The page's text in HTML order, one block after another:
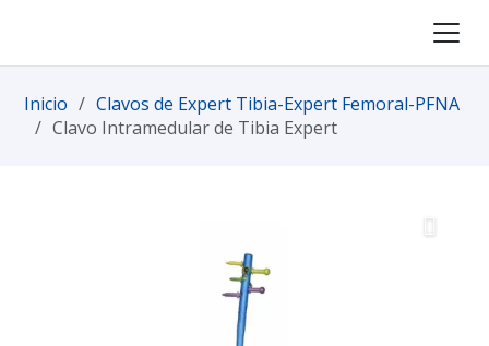
Inicio / Clavos de Expert Tibia-Expert Femoral-PFNA
/ Clavo Intramedular de Tibia Expert